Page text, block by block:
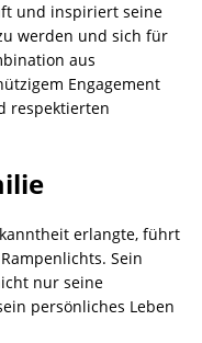
und inspiriert seine
werden und sich für
aus
Engagement
respektierten
erlangte, führt
Sein
nur seine
persönliches Leben